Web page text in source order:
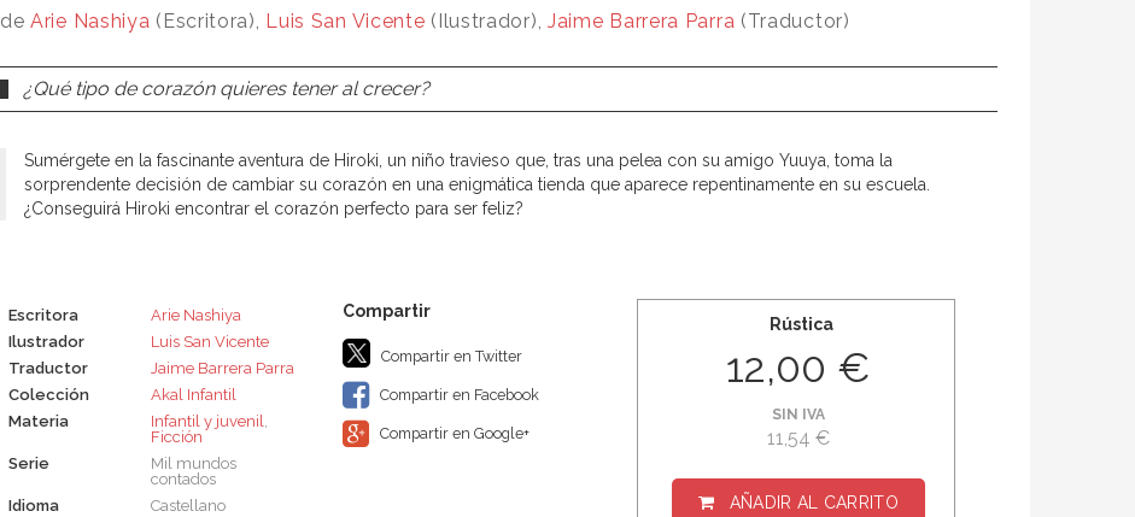
deArie Nashiya (Escritora), Luis San Vicente (Ilustrador), Jaime Barrera Parra (Traductor)
¿Qué tipo de corazón quieres tener al crecer?
Sumérgete en la fascinante aventura de Hiroki, un niño travieso que, tras una pelea con su amigo Yuuya, toma la
sorprendente decisión de cambiar su corazón en una enigmática tienda que aparece repentinamente en su escuela.
¿Conseguirá Hiroki encontrar el corazón perfecto para ser feliz?
Escritora
Arie Nashiya
Ilustrador
Luis San Vicente
Traductor
Jaime Barrera Parra
Colección
Akal Infantil
Materia
Infantil y juvenil,
Ficción
Serie
Mil mundos
contados
Idioma
Castellano
Compartir en Twitter
Compartir en Facebook
Compartir en Google+
Rústica
12,00 €
SIN IVA
11,54 €
AÑADIR AL CARRITO